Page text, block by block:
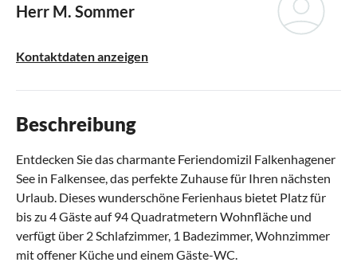
Herr M. Sommer
Kontaktdaten anzeigen
Beschreibung
Entdecken Sie das charmante Feriendomizil Falkenhagener
See in Falkensee, das perfekte Zuhause für Ihren nächsten
Urlaub. Dieses wunderschöne Ferienhaus bietet Platz für
bis zu 4 Gäste auf 94 Quadratmetern Wohnfläche und
verfügt über 2 Schlafzimmer, 1 Badezimmer, Wohnzimmer
mit offener Küche und einem Gäste-WC.